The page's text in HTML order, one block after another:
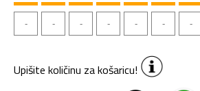
Upišite količinu za košaricu!